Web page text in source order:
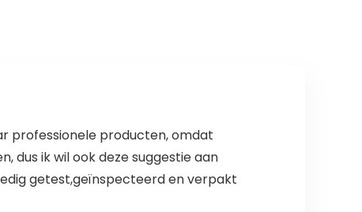
professionele producten, omdat
dus ik wil ook deze suggestie aan
getest,geïnspecteerd en verpakt